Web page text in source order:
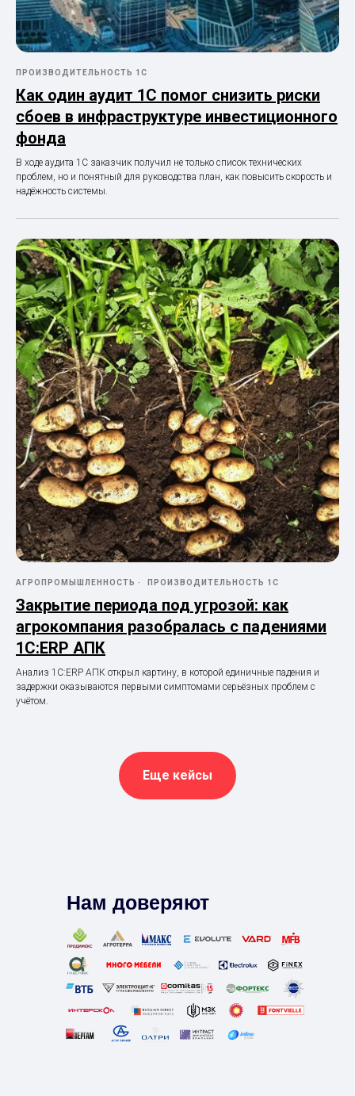
ПРОИЗВОДИТЕЛЬНОСТЬ 1С
Как один аудит 1С помог снизить риски
сбоев в инфраструктуре инвестиционного
фонда
В ходе аудита 1С заказчик получил не только список технических
проблем, но и понятный для руководства план, как повысить скорость и
надёжность системы.
АГРОПРОМЫШЛЕННОСТЬ ПРОИЗВОДИТЕЛЬНОСТЬ 1С
Закрытие периода под угрозой: как
агрокомпания разобралась с падениями
1С:ERP АПК
Анализ 1С:ERP АПК открыл картину, в которой единичные падения и
задержки оказываются первыми симптомами серьёзных проблем с
учётом.
Еще кейсы
Нам доверяют